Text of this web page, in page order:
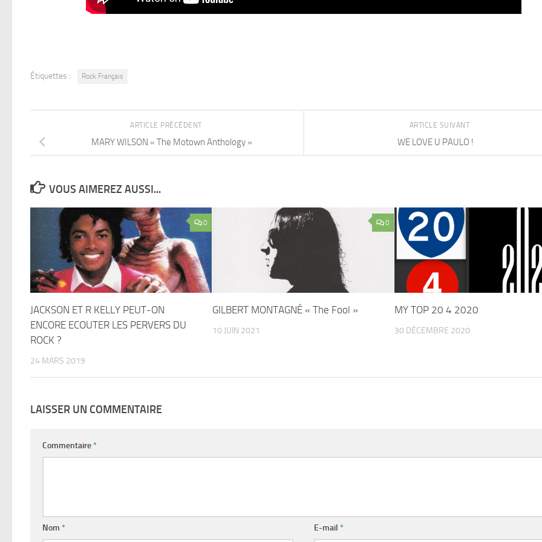
Étiquettes : Rock Français
ARTICLE SUIVANT
WE LOVE U PAULO !
ARTICLE PRÉCÉDENT
MARY WILSON « The Motown Anthology »
VOUS AIMEREZ AUSSI...
0
JACKSON ET R KELLY PEUT-ON
ENCORE ECOUTER LES PERVERS DU
ROCK ?
24 MARS 2019
0
GILBERT MONTAGNÉ « The Fool »
10 JUIN 2021
MY TOP 20 4 2020
30 DÉCEMBRE 2020
LAISSER UN COMMENTAIRE
Commentaire*
Nom * E-mail*